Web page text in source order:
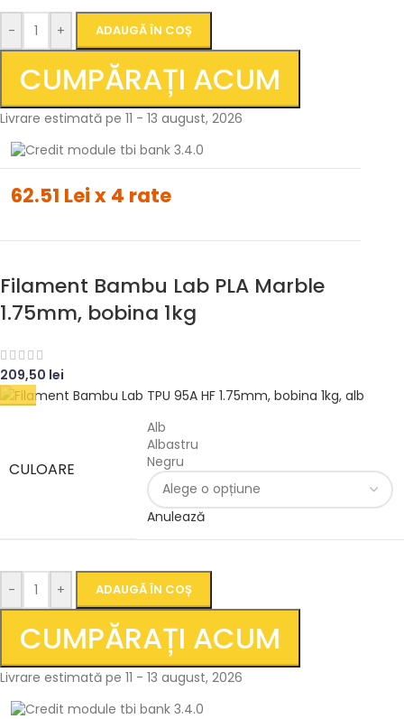
- + ADAUGĂ ÎN COȘ
CUMPĂRAȚI ACUM
Livrare estimată pe 11 - 13 august, 2026
62.51 Lei x 4 rate
Filament Bambu Lab PLA Marble
1.75mm, bobina 1kg
209,50 lei
CULOARE
Alb
Albastru
Negru
Anulează
- + ADAUGĂ ÎN COȘ
CUMPĂRAȚI ACUM
Livrare estimată pe 11 - 13 august, 2026